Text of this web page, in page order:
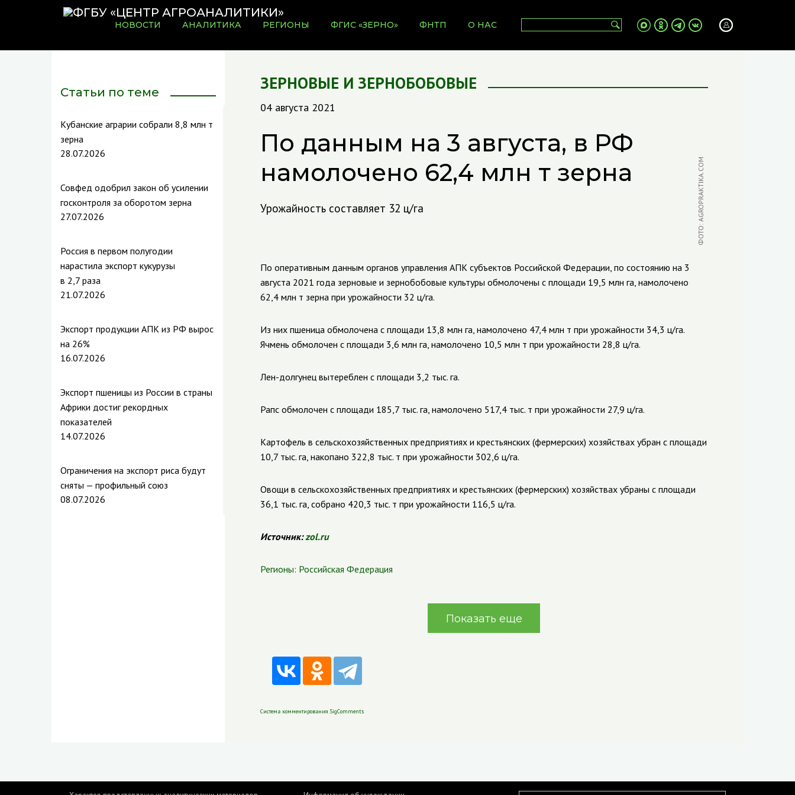
НОВОСТИ АНАЛИТИКА РЕГИОНЫ ФГИС «ЗЕРНО» ФНТП О НАС
Статьи по теме
Кубанские аграрии собрали 8,8 млн т
зерна
28.07.2026
Совфед одобрил закон об усилении
госконтроля за оборотом зерна
27.07.2026
Россия в первом полугодии
нарастила экспорт кукурузы
в 2,7 раза
21.07.2026
Экспорт продукции АПК из РФ вырос
на 26%
16.07.2026
Экспорт пшеницы из России в страны
Африки достиг рекордных
показателей
14.07.2026
Ограничения на экспорт риса будут
сняты — профильный союз
08.07.2026
ЗЕРНОВЫЕ И ЗЕРНОБОБОВЫЕ
04 августа 2021
По данным на 3 августа, в РФ
намолочено 62,4 млн т зерна
Урожайность составляет 32 ц/га ФОТО: AGROPRAKTIKA.COM
По оперативным данным органов управления АПК субъектов Российской Федерации, по состоянию на 3
августа 2021 года зерновые и зернобобовые культуры обмолочены с площади 19,5 млн га, намолочено
62,4 млн т зерна при урожайности 32 ц/га.
Из них пшеница обмолочена с площади 13,8 млн га, намолочено 47,4 млн т при урожайности 34,3 ц/га.
Ячмень обмолочен с площади 3,6 млн га, намолочено 10,5 млн т при урожайности 28,8 ц/га.
Лен-долгунец вытереблен с площади 3,2 тыс. га.
Рапс обмолочен с площади 185,7 тыс. га, намолочено 517,4 тыс. т при урожайности 27,9 ц/га.
Картофель в сельскохозяйственных предприятиях и крестьянских (фермерских) хозяйствах убран с площади
10,7 тыс. га, накопано 322,8 тыс. т при урожайности 302,6 ц/га.
Овощи в сельскохозяйственных предприятиях и крестьянских (фермерских) хозяйствах убраны с площади
36,1 тыс. га, собрано 420,3 тыс. т при урожайности 116,5 ц/га.
Источник:zol.ru
Регионы: Российская Федерация
Показать еще
Система комментирования SigComments